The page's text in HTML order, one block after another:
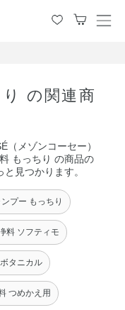
メ
の関連商
（メゾンコーセー）
もっちり の商品の
見つかります。
ンプー もっちり
料 ソフティモ
タニカル
つめかえ用